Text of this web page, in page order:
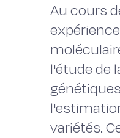
Au cours
l'étude de
variétés.